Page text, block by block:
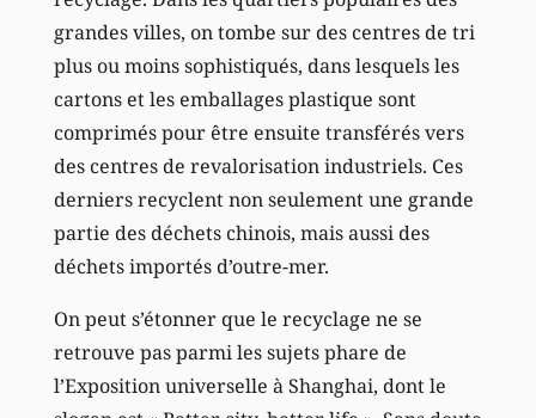
grandes villes, on tombe sur des centres de tri
plus ou moins sophistiqués, dans lesquels les
cartons et les emballages plastique sont
comprimés pour être ensuite transférés vers
des centres de revalorisation industriels. Ces
derniers recyclent non seulement une grande
partie des déchets chinois, mais aussi des
déchets importés d’outre-mer.
On peut s’étonner que le recyclage ne se
retrouve pas parmi les sujets phare de
l’Exposition universelle à Shanghai, dont le